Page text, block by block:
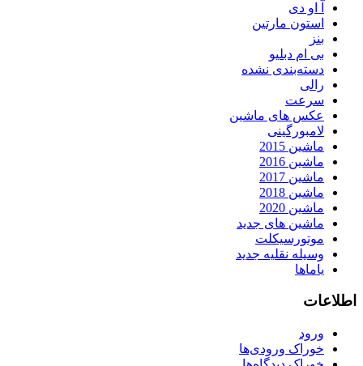
آ او دی
استون مارتین
بنز
بی ام دبلیو
دسته‌بندی نشده
رالی
سرعت
عکس های ماشین
لامبورگینی
ماشین 2015
ماشین 2016
ماشین 2017
ماشین 2018
ماشین 2020
ماشین های جدید
موتورسیکلت
وسیله نقلیه جدید
یاماها
اطلاعات
ورود
خوراک ورودی‌ها